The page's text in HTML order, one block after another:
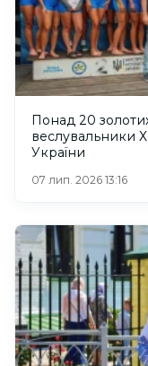
Понад 20
веслувальники
України
07 лип. 2026 13:16